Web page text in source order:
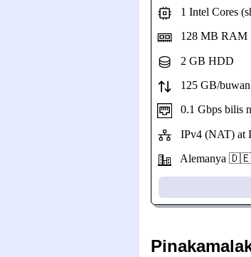
1 Intel Cores
128 MB RAM
2 GB HDD
125 GB/
0.1 Gbps bilis
IPv4 (NAT) at
Alemanya 🇩🇪